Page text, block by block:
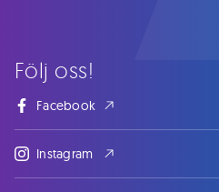
Följ oss!
Facebook
Instagram